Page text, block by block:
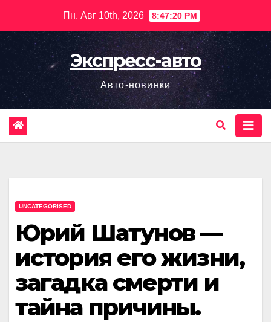
содержимому
Пн. Авг 10th, 2026 8:47:21 PM
Экспресс-авто
Авто-новинки
UNCATEGORISED
Юрий Шатунов —
история его жизни,
загадка смерти и
тайна причины.